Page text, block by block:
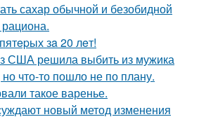
сахар обычной и безобидной
зa 20 лeт!
США решила выбить из мужика
что-то пошло не по плану.
такое варенье.
новый метод изменения